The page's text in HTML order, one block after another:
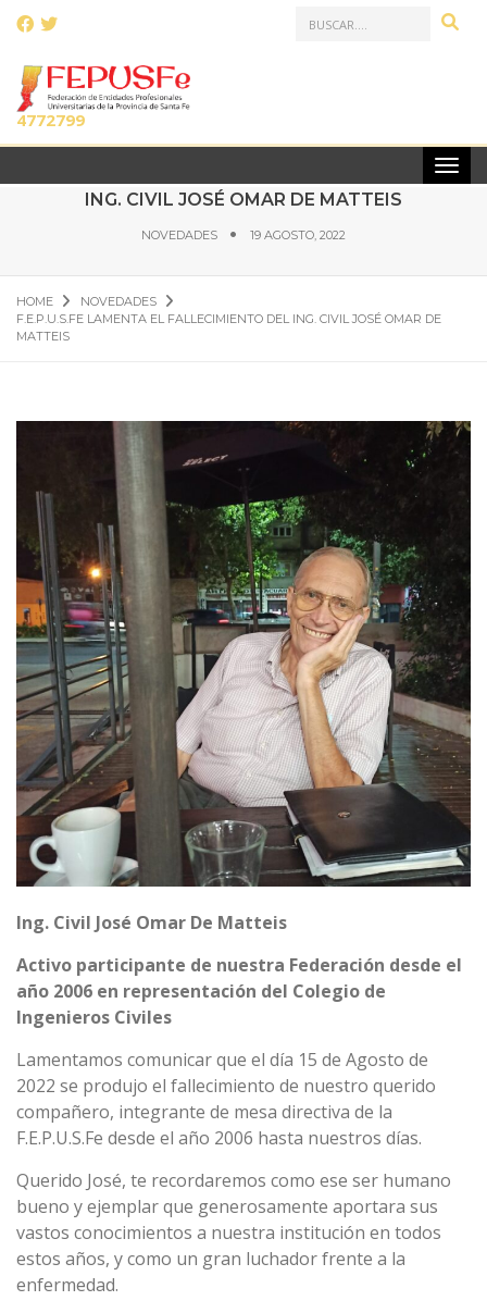
LLAMANOS AL:(0341)
4772799
F.E.P.U.S.FE LAMENTA EL FALLECIMIENTO DEL
ING. CIVIL JOSÉ OMAR DE MATTEIS
NOVEDADES 19 AGOSTO, 2022
HOME
NOVEDADES
F.E.P.U.S.FE LAMENTA EL FALLECIMIENTO DEL ING. CIVIL JOSÉ OMAR DE
MATTEIS
Ing. Civil José Omar De Matteis
Activo participante de nuestra Federación desde el
año 2006 en representación del Colegio de
Ingenieros Civiles
Lamentamos comunicar que el día 15 de Agosto de
2022 se produjo el fallecimiento de nuestro querido
compañero, integrante de mesa directiva de la
F.E.P.U.S.Fe desde el año 2006 hasta nuestros días.
Querido José, te recordaremos como ese ser humano
bueno y ejemplar que generosamente aportara sus
vastos conocimientos a nuestra institución en todos
estos años, y como un gran luchador frente a la
enfermedad.